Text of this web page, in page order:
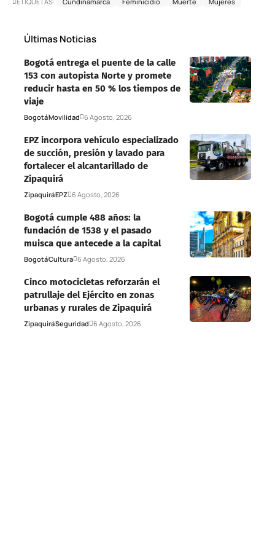
Últimas Noticias
Bogotá entrega el puente de la calle
153 con autopista Norte y promete
reducir hasta en 50 % los tiempos de
viaje
BogotáMovilidad 6 Agosto, 2026
EPZ incorpora vehículo especializado
de succión, presión y lavado para
fortalecer el alcantarillado de
Zipaquirá
ZipaquiráEPZ 6 Agosto, 2026
Bogotá cumple 488 años: la
fundación de 1538 y el pasado
muisca que antecede a la capital
BogotáCultura 6 Agosto, 2026
Cinco motocicletas reforzarán el
patrullaje del Ejército en zonas
urbanas y rurales de Zipaquirá
ZipaquiráSeguridad 6 Agosto, 2026